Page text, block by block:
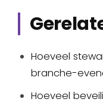
Hoeveel
branche-
Hoeveel